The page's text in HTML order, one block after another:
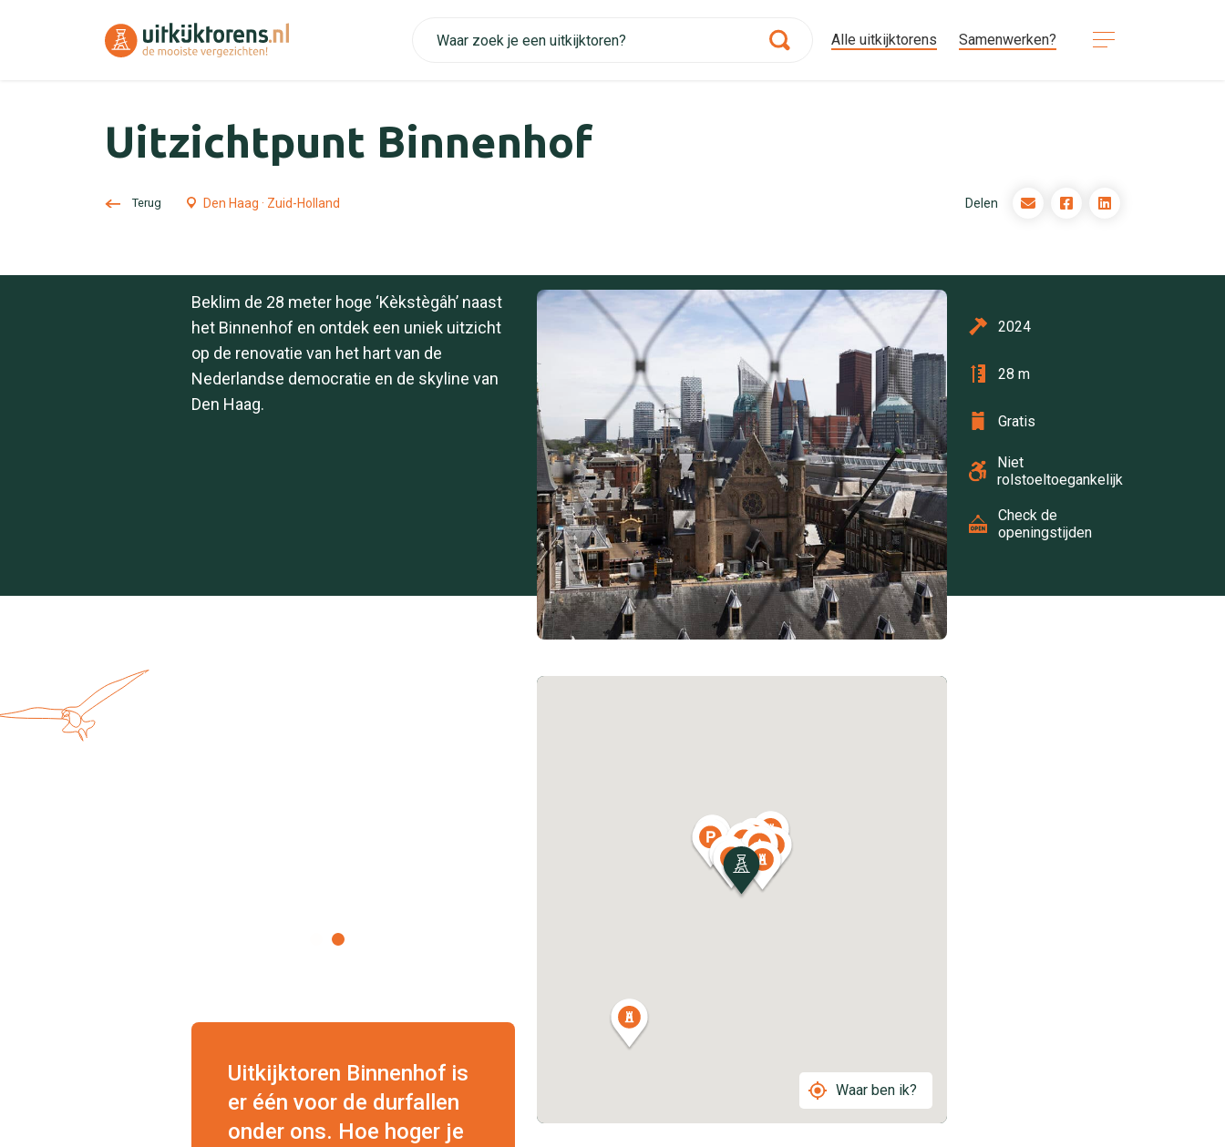
Alle uitkijktorens Samenwerken?
Uitzichtpunt Binnenhof
Terug Den Haag · Zuid-Holland Delen
2024
28 m
Gratis
Niet
rolstoeltoegankelijk
Check de
openingstijden
Beklim de 28 meter hoge ‘Kèkstègâh’ naast
het Binnenhof en ontdek een uniek uitzicht
op de renovatie van het hart van de
Nederlandse democratie en de skyline van
Den Haag.
Uitkijktoren Binnenhof is
er één voor de durfallen
onder ons. Hoe hoger je
Waar ben ik?